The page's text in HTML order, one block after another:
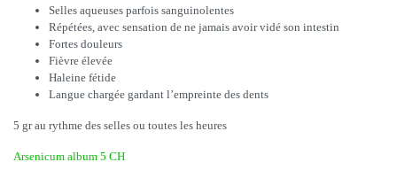
Selles aqueuses parfois sanguinolentes
Répétées, avec sensation de ne jamais avoir vidé son intestin
Fortes douleurs
Fièvre élevée
Haleine fétide
Langue chargée gardant l’empreinte des dents
5 gr au rythme des selles ou toutes les heures
Arsenicum album 5 CH